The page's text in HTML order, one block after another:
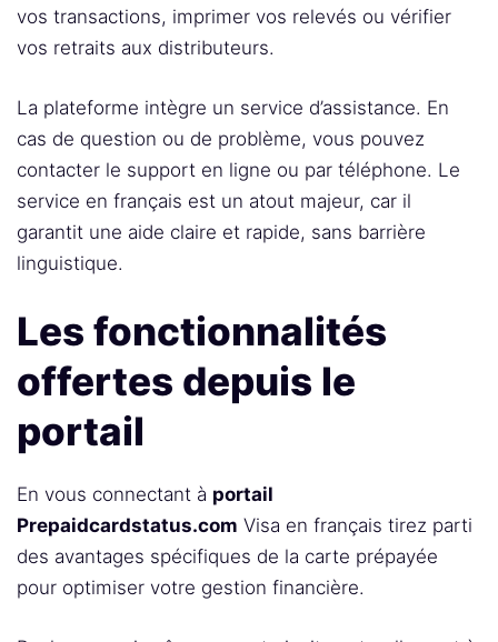
vos transactions, imprimer vos relevés ou vérifier
vos retraits aux distributeurs.
La plateforme intègre un service d’assistance. En
cas de question ou de problème, vous pouvez
contacter le support en ligne ou par téléphone. Le
service en français est un atout majeur, car il
garantit une aide claire et rapide, sans barrière
linguistique.
Les fonctionnalités
offertes depuis le
portail
En vous connectant à portail
Prepaidcardstatus.com Visa en français tirez parti
des avantages spécifiques de la carte prépayée
pour optimiser votre gestion financière.